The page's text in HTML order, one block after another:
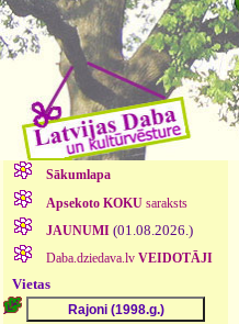
Sākumlapa
Apsekoto KOKUsaraksts
JAUNUMI (01.08.2026.)
Daba.dziedava.lv VEIDOTĀJI
Vietas